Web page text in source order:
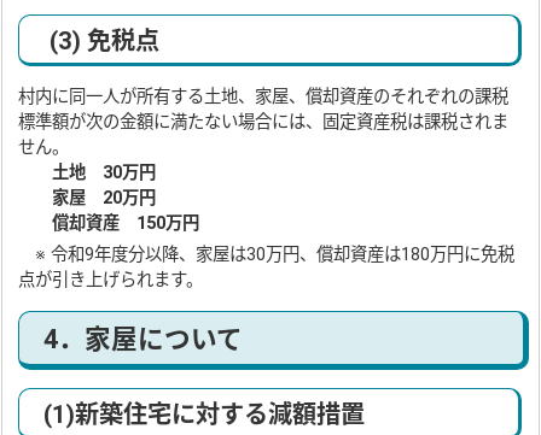
(3) 免税点
村内に同一人が所有する土地、家屋、償却資産のそれぞれの課税
標準額が次の金額に満たない場合には、固定資産税は課税されま
せん。
土地 30万円
家屋 20万円
償却資産 150万円
※ 令和9年度分以降、家屋は30万円、償却資産は180万円に免税
点が引き上げられます。
4．家屋について
(1)新築住宅に対する減額措置